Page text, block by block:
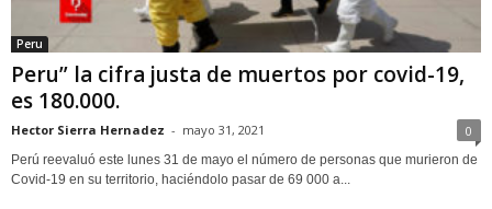
Peru
Peru” la cifra justa de muertos por covid-19,
es 180.000.
Hector Sierra Hernadez - mayo 31, 2021 0
Perú reevaluó este lunes 31 de mayo el número de personas que murieron de
Covid-19 en su territorio, haciéndolo pasar de 69 000 a...